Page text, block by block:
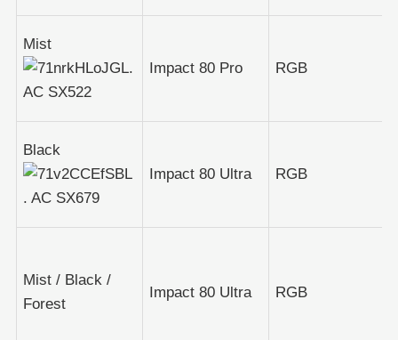
Mist
Impact 80 Pro
RGB
Black
Impact 80 Ultra
RGB
Mist / Black /
Forest
Impact 80 Ultra RGB